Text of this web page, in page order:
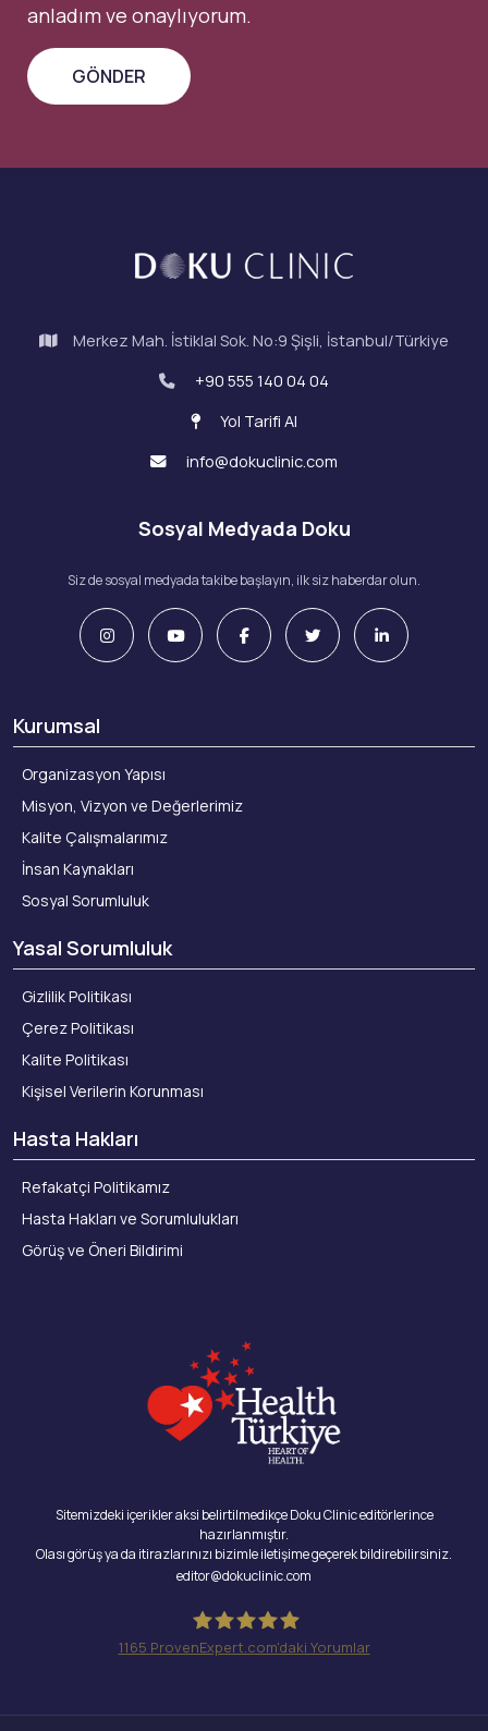
anladım ve onaylıyorum.
Merkez Mah. İstiklal Sok. No:9 Şişli, İstanbul/Türkiye
+90 555 140 04 04
Yol Tarifi Al
info@dokuclinic.com
Sosyal Medyada Doku
Siz de sosyal medyada takibe başlayın, ilk siz haberdar olun.
Kurumsal
Organizasyon Yapısı
Misyon, Vizyon ve Değerlerimiz
Kalite Çalışmalarımız
İnsan Kaynakları
Sosyal Sorumluluk
Yasal Sorumluluk
Gizlilik Politikası
Çerez Politikası
Kalite Politikası
Kişisel Verilerin Korunması
Hasta Hakları
Refakatçi Politikamız
Hasta Hakları ve Sorumlulukları
Görüş ve Öneri Bildirimi
Sitemizdeki içerikler aksi belirtilmedikçe Doku Clinic editörlerince
hazırlanmıştır.
Olası görüş ya da itirazlarınızı bizimle iletişime geçerek bildirebilirsiniz.
editor@dokuclinic.com
1165 ProvenExpert.com'daki Yorumlar